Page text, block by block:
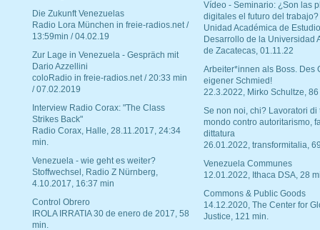
Die Zukunft Venezuelas
Radio Lora München in freie-radios.net /
13:59min / 04.02.19
Zur Lage in Venezuela - Gespräch mit
Dario Azzellini
coloRadio in freie-radios.net / 20:33 min
/ 07.02.2019
Interview Radio Corax: "The Class
Strikes Back"
Radio Corax, Halle, 28.11.2017, 24:34
min.
Venezuela - wie geht es weiter?
Stoffwechsel, Radio Z Nürnberg,
4.10.2017, 16:37 min
Control Obrero
IROLA IRRATIA 30 de enero de 2017, 58
min.
Vídeo - Seminario: ¿Son las
digitales el futuro del trabajo?
Unidad Académica de
Desarrollo de la Universidad
de Zacatecas, 01.11.22
Arbeiter*innen als Boss. Des
eigener Schmied!
22.3.2022, Mirko Schultze, 86
Se non noi, chi? Lavoratori di
mondo contro autoritarismo,
dittatura
26.01.2022, transformitalia,
Venezuela Communes
12.01.2022, Ithaca DSA, 28
Commons & Public Goods
14.12.2020, The Center for
Justice, 121 min.